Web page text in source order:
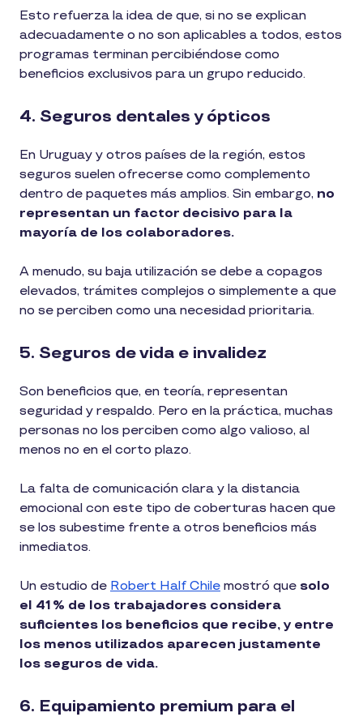
Esto refuerza la idea de que, si no se explican
adecuadamente o no son aplicables a todos, estos
programas terminan percibiéndose como
beneficios exclusivos para un grupo reducido.
4. Seguros dentales y ópticos
En Uruguay y otros países de la región, estos
seguros suelen ofrecerse como complemento
dentro de paquetes más amplios. Sin embargo, no
representan un factor decisivo para la
mayoría de los colaboradores.
A menudo, su baja utilización se debe a copagos
elevados, trámites complejos o simplemente a que
no se perciben como una necesidad prioritaria.
5. Seguros de vida e invalidez
Son beneficios que, en teoría, representan
seguridad y respaldo. Pero en la práctica, muchas
personas no los perciben como algo valioso, al
menos no en el corto plazo.
La falta de comunicación clara y la distancia
emocional con este tipo de coberturas hacen que
se los subestime frente a otros beneficios más
inmediatos.
Un estudio de Robert Half Chile mostró que solo
el 41 % de los trabajadores considera
suficientes los beneficios que recibe, y entre
los menos utilizados aparecen justamente
los seguros de vida.
6. Equipamiento premium para el